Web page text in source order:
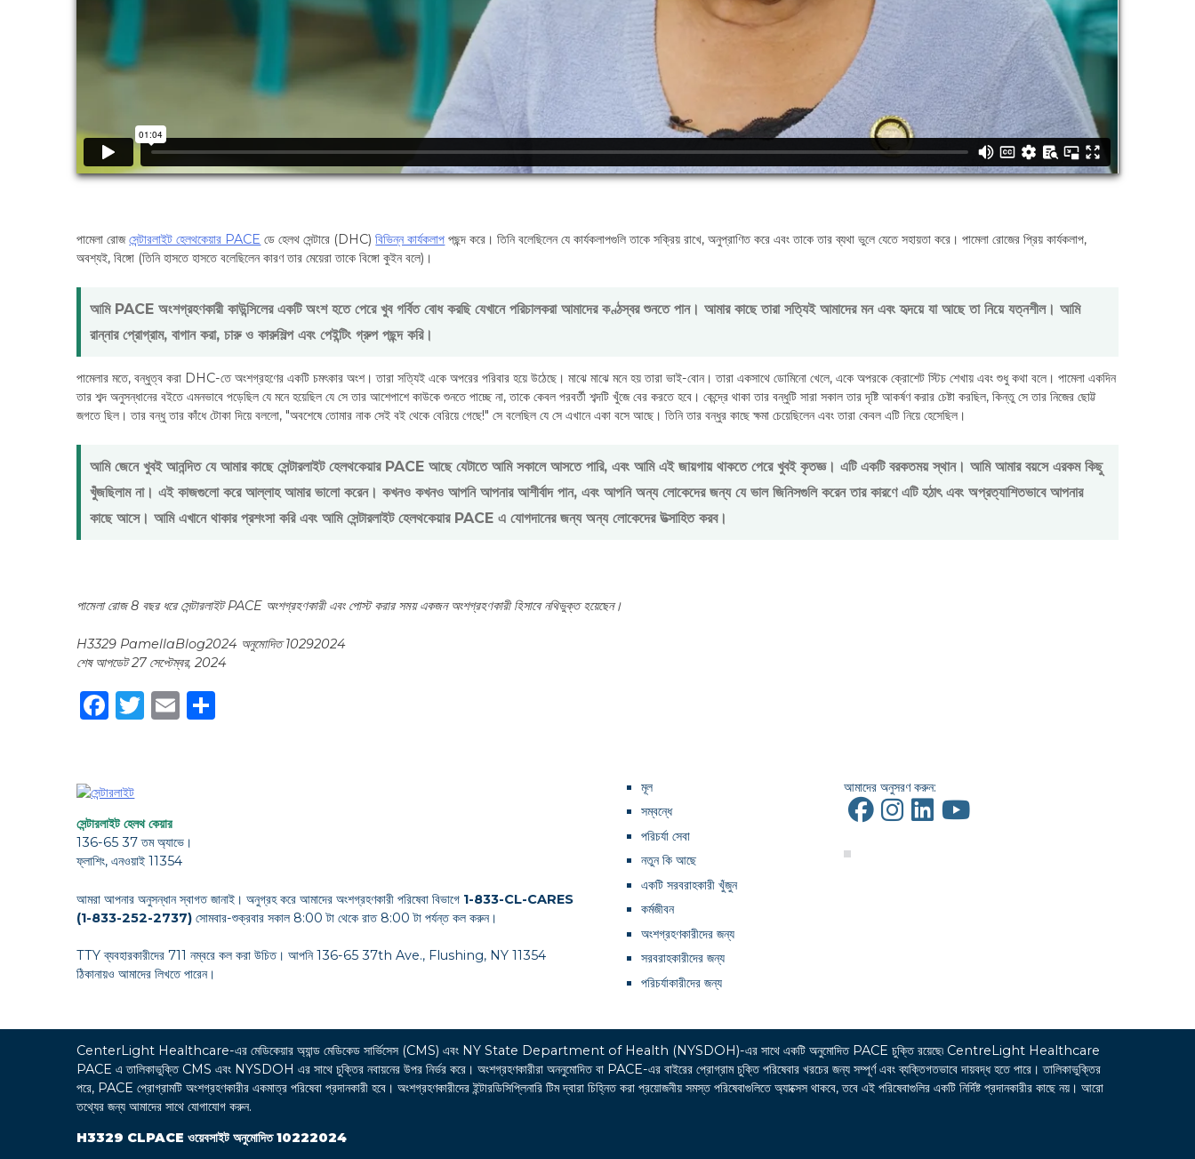
পামেলা রোজসেন্টারলাইট হেলথকেয়ার PACE ডে হেলথ সেন্টারে (DHC)বিভিন্ন কার্যকলাপ পছন্দ করে। তিনি বলেছিলেন যে কার্যকলাপগুলি তাকে সক্রিয় রাখে, অনুপ্রাণিত করে এবং তাকে তার ব্যথা ভুলে যেতে সহায়তা করে। পামেলা রোজের প্রিয় কার্যকলাপ,
অবশ্যই, বিঙ্গো (তিনি হাসতে হাসতে বলেছিলেন কারণ তার মেয়েরা তাকে বিঙ্গো কুইন বলে)।
আমি PACE অংশগ্রহণকারী কাউন্সিলের একটি অংশ হতে পেরে খুব গর্বিত বোধ করছি যেখানে পরিচালকরা আমাদের কণ্ঠস্বর শুনতে পান। আমার কাছে তারা সত্যিই আমাদের মন এবং হৃদয়ে যা আছে তা নিয়ে যত্নশীল। আমি
রান্নার প্রোগ্রাম, বাগান করা, চারু ও কারুশিল্প এবং পেইন্টিং গ্রুপ পছন্দ করি।
পামেলার মতে, বন্ধুত্ব করা DHC-তে অংশগ্রহণের একটি চমৎকার অংশ। তারা সত্যিই একে অপরের পরিবার হয়ে উঠেছে। মাঝে মাঝে মনে হয় তারা ভাই-বোন। তারা একসাথে ডোমিনো খেলে, একে অপরকে ক্রোশেট স্টিচ শেখায় এবং শুধু কথা বলে। পামেলা একদিন
তার শব্দ অনুসন্ধানের বইতে এমনভাবে পড়েছিল যে মনে হয়েছিল যে সে তার আশেপাশে কাউকে শুনতে পাচ্ছে না, তাকে কেবল পরবর্তী শব্দটি খুঁজে বের করতে হবে। কেন্দ্রে থাকা তার বন্ধুটি সারা সকাল তার দৃষ্টি আকর্ষণ করার চেষ্টা করছিল, কিন্তু সে তার নিজের ছোট্ট
জগতে ছিল। তার বন্ধু তার কাঁধে টোকা দিয়ে বললো, "অবশেষে তোমার নাক সেই বই থেকে বেরিয়ে গেছে!" সে বলেছিল যে সে এখানে একা বসে আছে। তিনি তার বন্ধুর কাছে ক্ষমা চেয়েছিলেন এবং তারা কেবল এটি নিয়ে হেসেছিল।
আমি জেনে খুবই আনন্দিত যে আমার কাছে সেন্টারলাইট হেলথকেয়ার PACE আছে যেটাতে আমি সকালে আসতে পারি, এবং আমি এই জায়গায় থাকতে পেরে খুবই কৃতজ্ঞ। এটি একটি বরকতময় স্থান। আমি আমার বয়সে এরকম কিছু
খুঁজছিলাম না। এই কাজগুলো করে আল্লাহ আমার ভালো করেন। কখনও কখনও আপনি আপনার আশীর্বাদ পান, এবং আপনি অন্য লোকেদের জন্য যে ভাল জিনিসগুলি করেন তার কারণে এটি হঠাৎ এবং অপ্রত্যাশিতভাবে আপনার
কাছে আসে। আমি এখানে থাকার প্রশংসা করি এবং আমি সেন্টারলাইট হেলথকেয়ার PACE এ যোগদানের জন্য অন্য লোকেদের উত্সাহিত করব।
পামেলা রোজ 8 বছর ধরে সেন্টারলাইট PACE অংশগ্রহণকারী এবং পোস্ট করার সময় একজন অংশগ্রহণকারী হিসাবে নথিভুক্ত হয়েছেন।
H3329 PamellaBlog2024 অনুমোদিত 10292024
শেষ আপডেট 27 সেপ্টেম্বর, 2024
Facebook
Twitter
Email
সেন্টারলাইট হেলথ কেয়ার
136-65 37 তম অ্যাভে।
ফ্লাশিং, এনওয়াই 11354
আমরা আপনার অনুসন্ধান স্বাগত জানাই। অনুগ্রহ করে আমাদের অংশগ্রহণকারী পরিষেবা বিভাগে 1-833-CL-CARES
(1-833-252-2737) সোমবার-শুক্রবার সকাল 8:00 টা থেকে রাত 8:00 টা পর্যন্ত কল করুন।
TTY ব্যবহারকারীদের 711 নম্বরে কল করা উচিত। আপনি 136-65 37th Ave., Flushing, NY 11354
ঠিকানায়ও আমাদের লিখতে পারেন।
মূল
সম্বন্ধে
পরিচর্যা সেবা
নতুন কি আছে
একটি সরবরাহকারী খুঁজুন
কর্মজীবন
অংশগ্রহণকারীদের জন্য
সরবরাহকারীদের জন্য
পরিচর্যাকারীদের জন্য
আমাদের অনুসরণ করুন:
CenterLight Healthcare-এর মেডিকেয়ার অ্যান্ড মেডিকেড সার্ভিসেস (CMS) এবং NY State Department of Health (NYSDOH)-এর সাথে একটি অনুমোদিত PACE চুক্তি রয়েছে৷ CentreLight Healthcare
PACE এ তালিকাভুক্তি CMS এবং NYSDOH এর সাথে চুক্তির নবায়নের উপর নির্ভর করে। অংশগ্রহণকারীরা অননুমোদিত বা PACE-এর বাইরের প্রোগ্রাম চুক্তি পরিষেবার খরচের জন্য সম্পূর্ণ এবং ব্যক্তিগতভাবে দায়বদ্ধ হতে পারে। তালিকাভুক্তির
পরে, PACE প্রোগ্রামটি অংশগ্রহণকারীর একমাত্র পরিষেবা প্রদানকারী হবে। অংশগ্রহণকারীদের ইন্টারডিসিপ্লিনারি টিম দ্বারা চিহ্নিত করা প্রয়োজনীয় সমস্ত পরিষেবাগুলিতে অ্যাক্সেস থাকবে, তবে এই পরিষেবাগুলির একটি নির্দিষ্ট প্রদানকারীর কাছে নয়। আরো
তথ্যের জন্য আমাদের সাথে যোগাযোগ করুন.
H3329 CLPACE ওয়েবসাইট অনুমোদিত 10222024